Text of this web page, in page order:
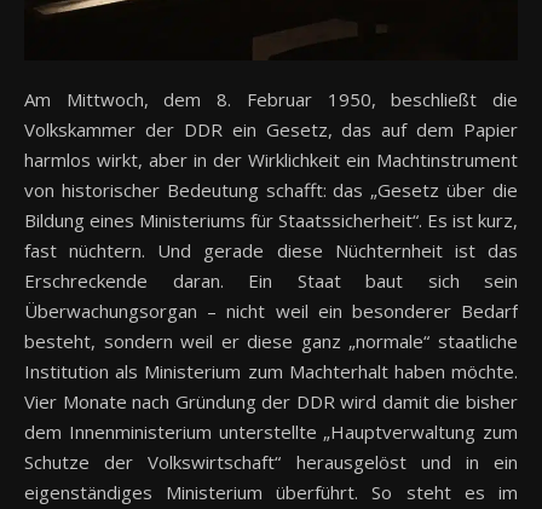
Am Mittwoch, dem 8. Februar 1950, beschließt die
Volkskammer der DDR ein Gesetz, das auf dem Papier
harmlos wirkt, aber in der Wirklichkeit ein Machtinstrument
von historischer Bedeutung schafft: das „Gesetz über die
Bildung eines Ministeriums für Staatssicherheit“. Es ist kurz,
fast nüchtern. Und gerade diese Nüchternheit ist das
Erschreckende daran. Ein Staat baut sich sein
Überwachungsorgan – nicht weil ein besonderer Bedarf
besteht, sondern weil er diese ganz „normale“ staatliche
Institution als Ministerium zum Machterhalt haben möchte.
Vier Monate nach Gründung der DDR wird damit die bisher
dem Innenministerium unterstellte „Hauptverwaltung zum
Schutze der Volkswirtschaft“ herausgelöst und in ein
eigenständiges Ministerium überführt. So steht es im